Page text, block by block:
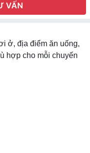
VẤN
ở, địa điểm ăn uống,
hợp cho mỗi chuyến